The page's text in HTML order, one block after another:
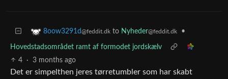
8oow3291d@feddit.dk to Nyheder@feddit.dk •
Hovedstadsområdet ramt af formodet jordskælv
4
· 3 months ago
Det er simpelthen jeres tørretumbler som har skabt